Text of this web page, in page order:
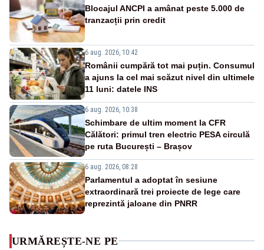
Blocajul ANCPI a amânat peste 5.000 de
tranzacții prin credit
6 aug. 2026, 10:42
Românii cumpără tot mai puțin. Consumul
a ajuns la cel mai scăzut nivel din ultimele
11 luni: datele INS
6 aug. 2026, 10:38
Schimbare de ultim moment la CFR
Călători: primul tren electric PESA circulă
pe ruta București – Brașov
6 aug. 2026, 08:28
Parlamentul a adoptat în sesiune
extraordinară trei proiecte de lege care
reprezintă jaloane din PNRR
URMĂREȘTE-NE PE